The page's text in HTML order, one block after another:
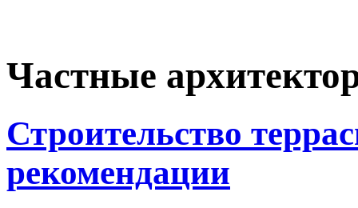
Частные
Строительство
рекомендации